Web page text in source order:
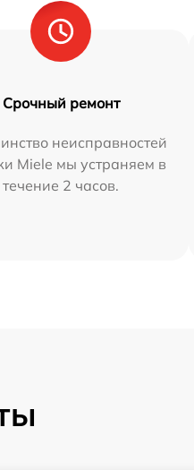
Срочный ремонт
неисправностей
Miele мы устраняем в
течение 2 часов.